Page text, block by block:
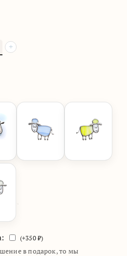
+
(+350₽)
в подарок, то мы